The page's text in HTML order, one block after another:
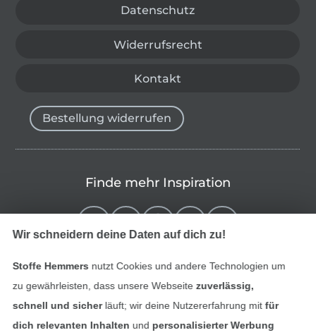
Datenschutz
Widerrufsrecht
Kontakt
Bestellung widerrufen
Finde mehr Inspiration
Wir schneidern deine Daten auf dich zu!
Stoffe Hemmers nutzt Cookies und andere Technologien um
zu gewährleisten, dass unsere Webseite zuverlässig,
schnell und sicherläuft; wir deine Nutzererfahrung mitfür
dich relevanten Inhalten und personalisierter Werbung